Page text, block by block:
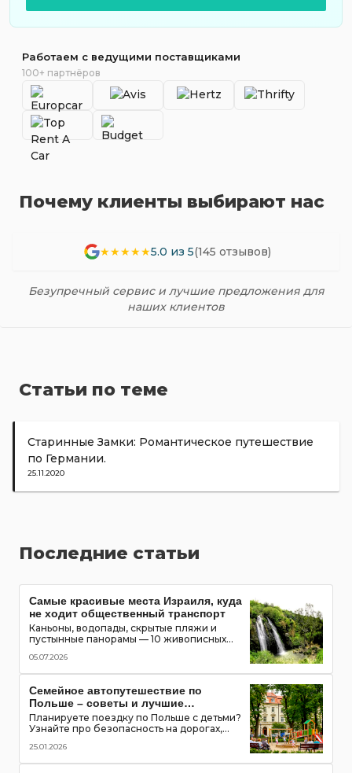
Работаем с ведущими поставщиками
100+ партнёров
Почему клиенты выбирают нас
★★★★★5.0 из 5(145 отзывов)
Безупречный сервис и лучшие предложения для
наших клиентов
Статьи по теме
Старинные Замки: Романтическое путешествие
по Германии.
25.11.2020
Последние статьи
Самые красивые места Израиля, куда
не ходит общественный транспорт
Каньоны, водопады, скрытые пляжи и
пустынные панорамы — 10 живописных
только на автомобиле
05.07.2026
Семейное автопутешествие по
Польше – советы и лучшие
маршруты с детьми
Планируете поездку по Польше с детьми?
Узнайте про безопасность на дорогах,
полезные приложения для путешествия
всей семьей
25.01.2026